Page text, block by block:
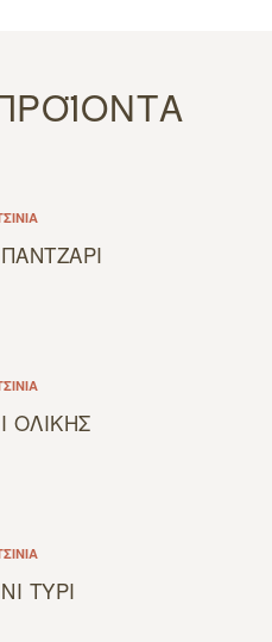
ΠΑΝΤΖΑΡΙ
ΟΛΙΚΗΣ
ΤΥΡΙ